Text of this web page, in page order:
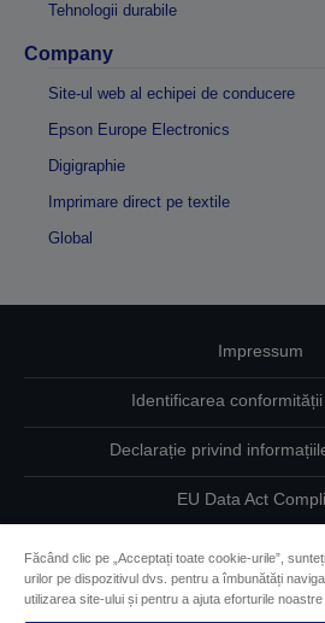
Tehnologii durabile
Company
Site-ul web al echipei de conducere
Epson Europe Electronics
Digigraphie
Imprimare direct pe textile
Global
Impressum
Identificarea
Declarație privind
EU Data Act
Contactaţi-ne în legătură cu
Informaţii despre
Făcând clic pe „Acceptați toate cookie-urile”,
urilor pe dispozitivul dvs. pentru a îmbunătăți
utilizarea site-ului și pentru a ajuta eforturile noastre